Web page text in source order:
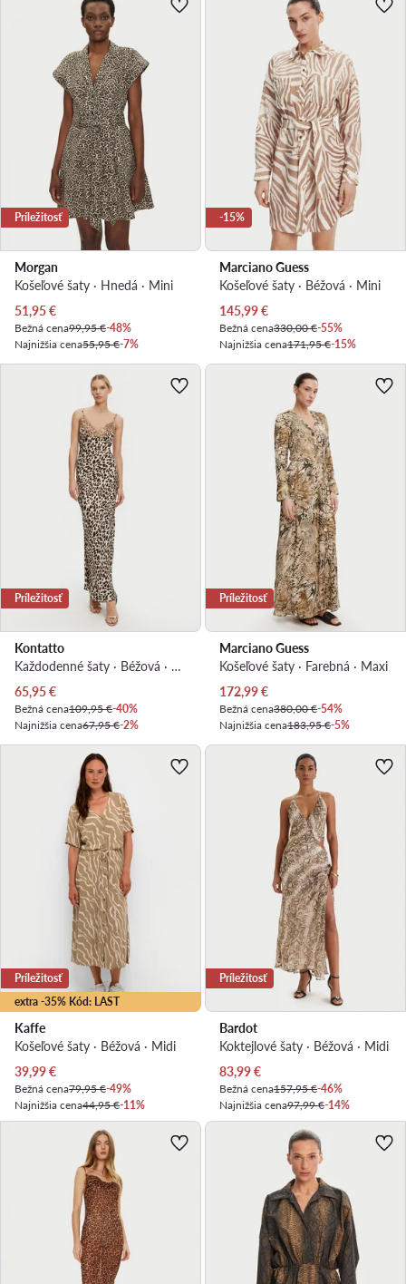
Príležitosť
Morgan
Košeľové šaty · Hnedá · Mini
Aktuálna cena
51,95€
Bežná cena99,95 €-48%
Najnižšia cena55,95 €-7%
-15%
Marciano Guess
Košeľové šaty · Béžová · Mini
Aktuálna cena
145,99€
Bežná cena330,00 €-55%
Najnižšia cena171,95 €-15%
Príležitosť
Kontatto
Každodenné šaty · Béžová · Maxi
Aktuálna cena
65,95€
Bežná cena109,95 €-40%
Najnižšia cena67,95 €-2%
Príležitosť
Marciano Guess
Košeľové šaty · Farebná · Maxi
Aktuálna cena
172,99€
Bežná cena380,00 €-54%
Najnižšia cena183,95 €-5%
extra -35% Kód: LAST
Príležitosť
Kaffe
Košeľové šaty · Béžová · Midi
Aktuálna cena
39,99€
Bežná cena79,95 €-49%
Najnižšia cena44,95 €-11%
Príležitosť
Bardot
Koktejlové šaty · Béžová · Midi
Aktuálna cena
83,99€
Bežná cena157,95 €-46%
Najnižšia cena97,99 €-14%